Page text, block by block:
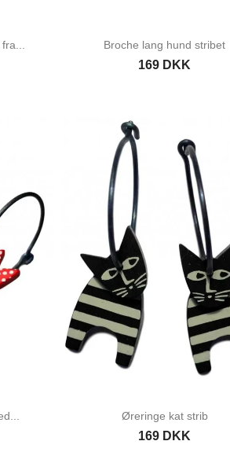
Broche lang hund stribet
169 DKK
Øreringe kat strib
169 DKK